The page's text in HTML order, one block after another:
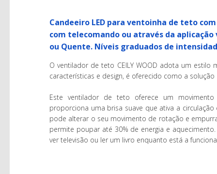
Candeeiro LED para ventoinha de teto
com telecomando ou através da
ou Quente. Níveis graduados de
O ventilador de teto CEILY WOOD adota um
características e design, é oferecido como a
Este ventilador de teto oferece um
proporciona uma brisa suave que ativa a
pode alterar o seu movimento de rotação e
permite poupar até 30% de energia e
ver televisão ou ler um livro enquanto está a